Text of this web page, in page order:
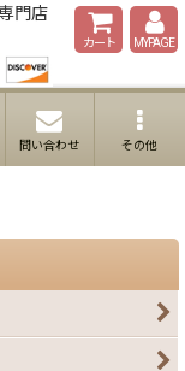
門店
カート MYPAGE
問い合わせ その他